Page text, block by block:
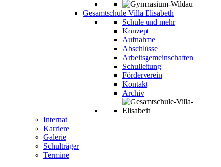
Gesamtschule Villa Elisabeth
Schule und mehr
Konzept
Aufnahme
Abschlüsse
Arbeitsgemeinschaften
Schulleitung
Förderverein
Kontakt
Archiv
Internat
Karriere
Galerie
Schulträger
Termine